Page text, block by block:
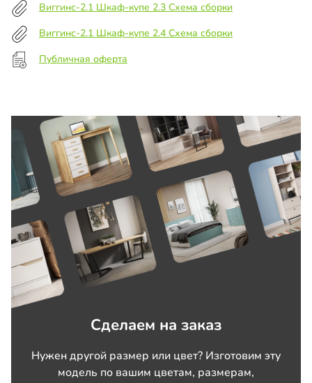
Виггинс-2.1 Шкаф-купе 2.3 Схема сборки
Виггинс-2.1 Шкаф-купе 2.4 Схема сборки
Публичная оферта
Сделаем на заказ
Нужен другой размер или цвет? Изготовим эту
модель по вашим цветам, размерам,